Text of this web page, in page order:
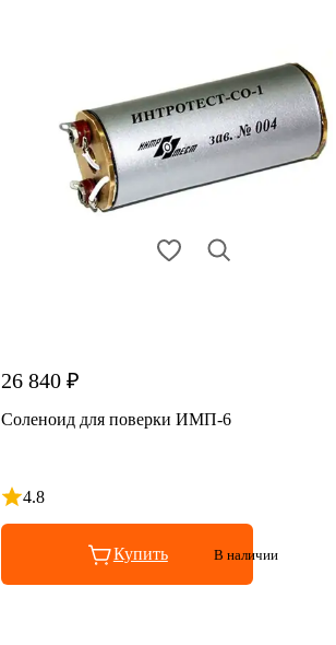
26 840 ₽
Соленоид для поверки ИМП-6
4.8
Рейтинг 4.8 из 5
Купить В наличии